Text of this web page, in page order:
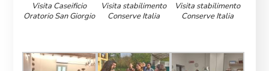
Visita Caseificio
Oratorio San Giorgio
Visita stabilimento
Conserve Italia
Visita stabilimento
Conserve Italia